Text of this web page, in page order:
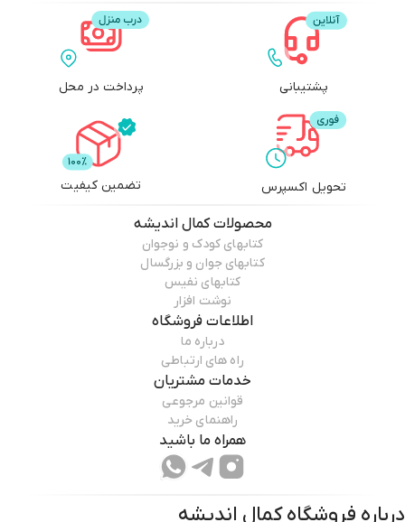
پشتیبانی پرداخت در محل
تحویل اکسپرس تضمین کیفیت
محصولاتکمال اندیشه
کتابهای کودک و نوجوان
کتابهای جوان و بزرگسال
کتابهای نفیس
نوشت افزار
اطلاعات فروشگاه
درباره ما
راه های ارتباطی
خدمات مشتریان
قوانین مرجوعی
راهنمای خرید
همراه ما باشید
درباره فروشگاهکمال اندیشه